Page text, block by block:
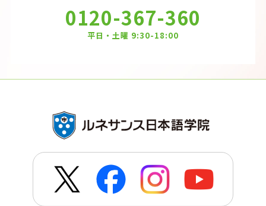
0120-367-360
平日・土曜 9:30-18:00